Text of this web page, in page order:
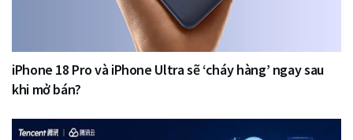
iPhone 18 Pro và iPhone Ultra sẽ ‘cháy hàng’ ngay sau
khi mở bán?